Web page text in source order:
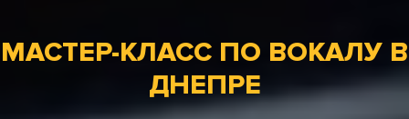
МАСТЕР-КЛАСС ПО ВОКАЛУ В
ДНЕПРЕ